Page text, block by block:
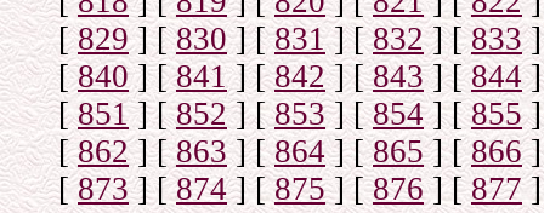
[829] [830] [831] [832] [833]
[840] [841] [842] [843] [844]
[851] [852] [853] [854] [855]
[862] [863] [864] [865] [866]
[873] [874] [875] [876] [ 877]